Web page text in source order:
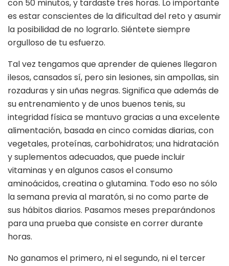
con 50 minutos, y tardaste tres horas. Lo importante
es estar conscientes de la dificultad del reto y asumir
la posibilidad de no lograrlo. Siéntete siempre
orgulloso de tu esfuerzo.
Tal vez tengamos que aprender de quienes llegaron
ilesos, cansados sí, pero sin lesiones, sin ampollas, sin
rozaduras y sin uñas negras. Significa que además de
su entrenamiento y de unos buenos tenis, su
integridad física se mantuvo gracias a una excelente
alimentación, basada en cinco comidas diarias, con
vegetales, proteínas, carbohidratos; una hidratación
y suplementos adecuados, que puede incluir
vitaminas y en algunos casos el consumo
aminoácidos, creatina o glutamina. Todo eso no sólo
la semana previa al maratón, si no como parte de
sus hábitos diarios. Pasamos meses preparándonos
para una prueba que consiste en correr durante
horas.
No ganamos el primero, ni el segundo, ni el tercer